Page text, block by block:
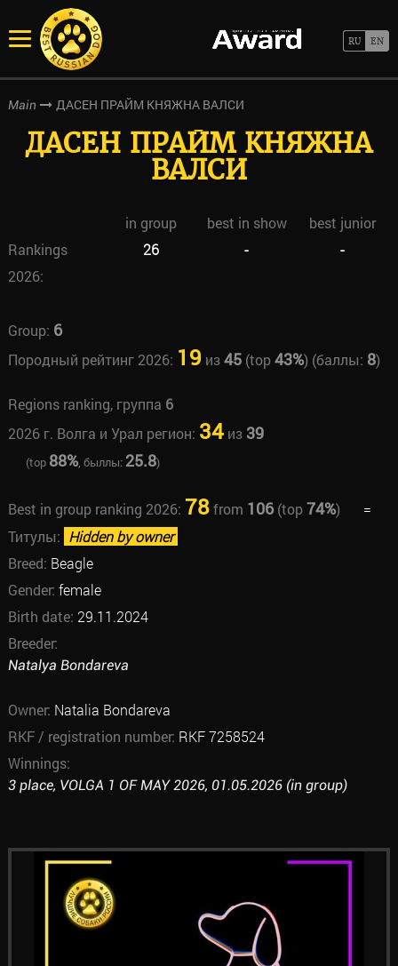
Main ДАСЕН ПРАЙМ КНЯЖНА ВАЛСИ
ДАСЕН ПРАЙМ КНЯЖНА
ВАЛСИ
in group best in show
best junior
Rankings
2026:
26 - -
Group: 6
Породный рейтинг 2026: 19 из45(top43%) (баллы: 8)
Regions ranking, группа 6
2026 г. Волга и Урал регион: 34из 39
(top 88%, быллы: 25.8)
Best in group ranking 2026: 78from 106(top74%)
=
Титулы: Hidden by owner
Breed: Beagle
Gender: female
Birth date: 29.11.2024
Breeder:
Natalya Bondareva
Owner: Natalia Bondareva
RKF / registration number: RKF 7258524
Winnings:
3 place, VOLGA 1 OF MAY 2026, 01.05.2026 (in group)